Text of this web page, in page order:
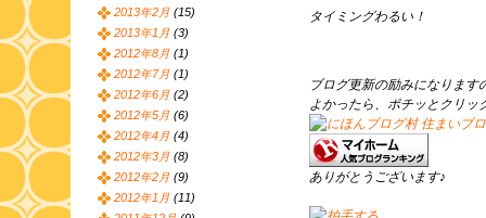
タイミングわるい！
ブログ更新の励みになります
よかったら、ポチッとクリッ
ありがとうございます♪
2013年2月 (15)
2013年1月 (3)
2012年8月 (1)
2012年7月 (1)
2012年6月 (2)
2012年5月 (6)
2012年4月 (4)
2012年3月 (8)
2012年2月 (9)
2012年1月 (11)